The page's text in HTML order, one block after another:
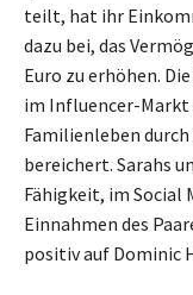
teilt, hat ihr
dazu bei, das
Euro zu erhöhen.
im Influencer-Markt
Familienleben
bereichert. Sarahs
Fähigkeit, im Social
Einnahmen des
positiv auf Dominic